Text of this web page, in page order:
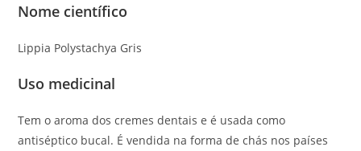
Nome científico
Lippia Polystachya Gris
Uso medicinal
Tem o aroma dos cremes dentais e é usada como
antiséptico bucal. É vendida na forma de chás nos países